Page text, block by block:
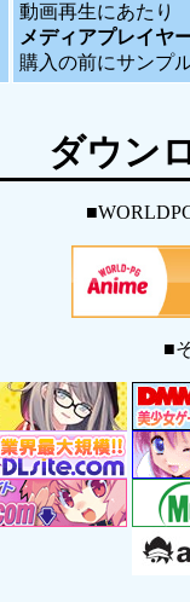
動画再生にあたり
メディアプレイヤ
購入の前にサンプ
ダウン
■